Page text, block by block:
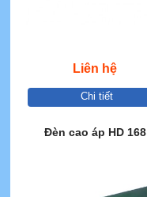
Liên hệ
Chi tiết
Đèn cao áp HD 168